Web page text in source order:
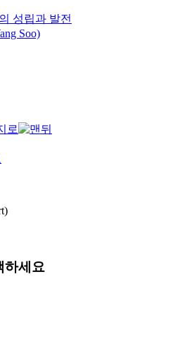
성립과 발전
Soo)
하세요